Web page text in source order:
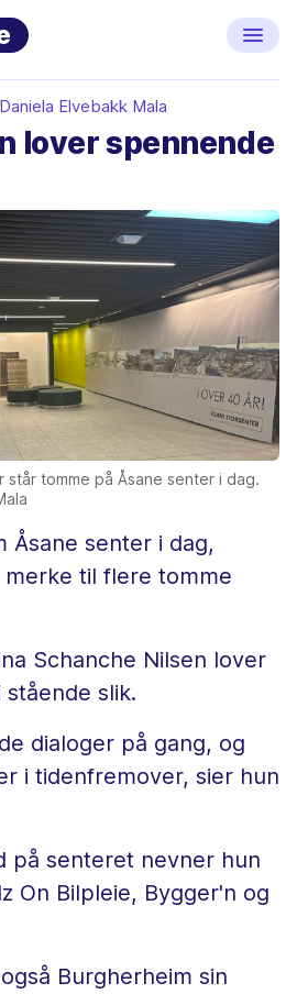
Elvebakk Mala
lover spennende
står tomme på Åsane senter i dag.
Åsane senter i dag,
til flere tomme
Schanche Nilsen lover
slik.
dialoger på gang, og
i tidenfremover, sier hun
på senteret nevner hun
On Bilpleie, Bygger'n og
Burgherheim sin